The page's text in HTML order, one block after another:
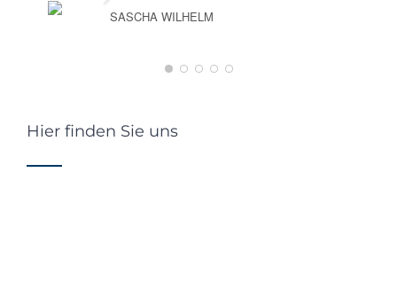
SASCHA WILHELM
Hier finden Sie uns